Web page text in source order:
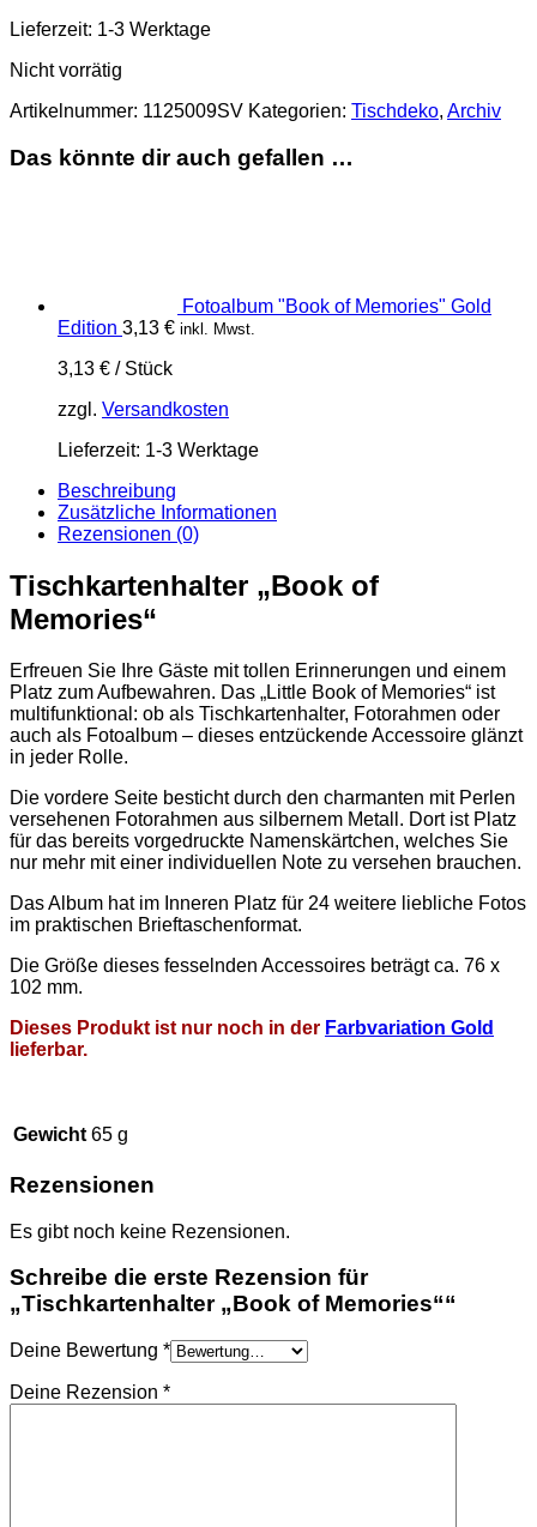
Lieferzeit: 1-3 Werktage
Nicht vorrätig
Artikelnummer: 1125009SV Kategorien: Tischdeko, Archiv
Das könnte dir auch gefallen …
Fotoalbum "Book of Memories" Gold
Edition 3,13 € inkl. Mwst.
3,13 € / Stück
zzgl. Versandkosten
Lieferzeit: 1-3 Werktage
Beschreibung
Zusätzliche Informationen
Rezensionen (0)
Tischkartenhalter „Book of
Memories“
Erfreuen Sie Ihre Gäste mit tollen Erinnerungen und einem
Platz zum Aufbewahren. Das „Little Book of Memories“ ist
multifunktional: ob als Tischkartenhalter, Fotorahmen oder
auch als Fotoalbum – dieses entzückende Accessoire glänzt
in jeder Rolle.
Die vordere Seite besticht durch den charmanten mit Perlen
versehenen Fotorahmen aus silbernem Metall. Dort ist Platz
für das bereits vorgedruckte Namenskärtchen, welches Sie
nur mehr mit einer individuellen Note zu versehen brauchen.
Das Album hat im Inneren Platz für 24 weitere liebliche Fotos
im praktischen Brieftaschenformat.
Die Größe dieses fesselnden Accessoires beträgt ca. 76 x
102 mm.
Dieses Produkt ist nur noch in der Farbvariation Gold
lieferbar.
Gewicht 65 g
Rezensionen
Es gibt noch keine Rezensionen.
Schreibe die erste Rezension für
„Tischkartenhalter „Book of Memories““
Deine Bewertung *
Deine Rezension *